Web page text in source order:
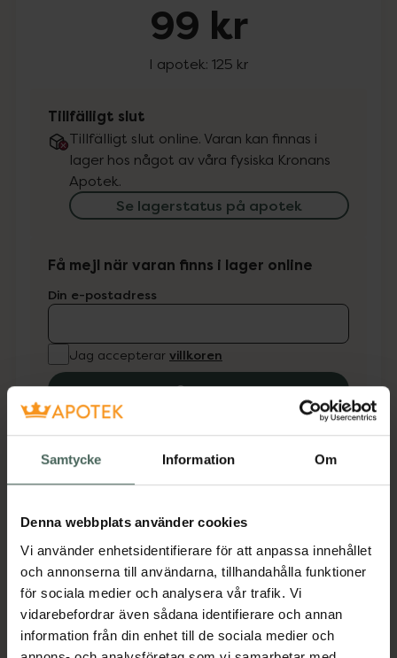
Samtycke Information Om
Denna webbplats använder cookies
Vi använder enhetsidentifierare för att anpassa innehållet
och annonserna till användarna, tillhandahålla funktioner
för sociala medier och analysera vår trafik. Vi
vidarebefordrar även sådana identifierare och annan
information från din enhet till de sociala medier och
99 kr
I apotek: 125 kr
Tillfälligt slut
Tillfälligt slut online. Varan kan finnas i
lager hos något av våra fysiska Kronans
Apotek.
Se lagerstatus på apotek
Få mejl när varan finns i lager online
Din e-postadress
Jag accepterar villkoren
Spara
Aktuella erbjudanden
Beskrivning
Bomullsvante med mudd och tight passform
tillverkad i 100% bomull.
Jämförpris 8,25 kr/par
EAN:07350151950007